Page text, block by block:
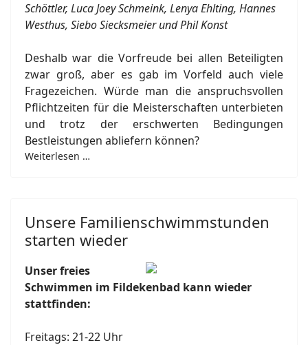
Schöttler, Luca Joey Schmeink, Lenya Ehlting, Hannes
Westhus, Siebo Siecksmeier und Phil Konst
Deshalb war die Vorfreude bei allen Beteiligten
zwar groß, aber es gab im Vorfeld auch viele
Fragezeichen. Würde man die anspruchsvollen
Pflichtzeiten für die Meisterschaften unterbieten
und trotz der erschwerten Bedingungen
Bestleistungen abliefern können?
Weiterlesen …
Unsere Familienschwimmstunden
starten wieder
Unser freies
Schwimmen im Fildekenbad kann wieder
stattfinden:
Freitags: 21-22 Uhr